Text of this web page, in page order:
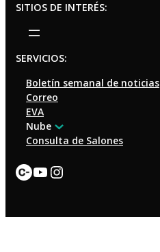
SITIOS DE INTERÉS:
SERVICIOS:
Boletín semanal de noticias
Correo
EVA
Nube
Consulta de Salones
Enlace
YouTube
Instagram